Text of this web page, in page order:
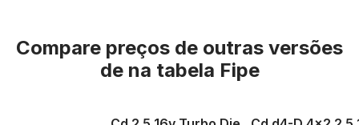
Compare preços de outras versões
de na tabela Fipe